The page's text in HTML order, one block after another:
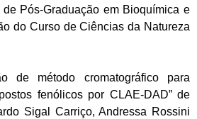
Pós-Graduação em Bioquímica e
do Curso de Ciências da Natureza
de método cromatográfico para
fenólicos por CLAE-DAD” de
Sigal Carriço, Andressa Rossini